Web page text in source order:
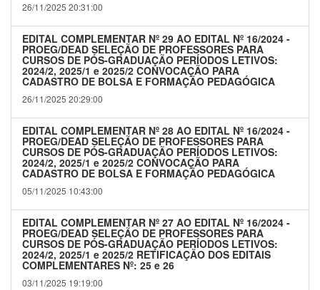
26/11/2025 20:31:00
EDITAL COMPLEMENTAR Nº 29 AO EDITAL Nº 16/2024 -
PROEG/DEAD SELEÇÃO DE PROFESSORES PARA
CURSOS DE PÓS-GRADUAÇÃO PERÍODOS LETIVOS:
2024/2, 2025/1 e 2025/2 CONVOCAÇÃO PARA
CADASTRO DE BOLSA E FORMAÇÃO PEDAGÓGICA
26/11/2025 20:29:00
EDITAL COMPLEMENTAR Nº 28 AO EDITAL Nº 16/2024 -
PROEG/DEAD SELEÇÃO DE PROFESSORES PARA
CURSOS DE PÓS-GRADUAÇÃO PERÍODOS LETIVOS:
2024/2, 2025/1 e 2025/2 CONVOCAÇÃO PARA
CADASTRO DE BOLSA E FORMAÇÃO PEDAGÓGICA
05/11/2025 10:43:00
EDITAL COMPLEMENTAR Nº 27 AO EDITAL Nº 16/2024 -
PROEG/DEAD SELEÇÃO DE PROFESSORES PARA
CURSOS DE PÓS-GRADUAÇÃO PERÍODOS LETIVOS:
2024/2, 2025/1 e 2025/2 RETIFICAÇÃO DOS EDITAIS
COMPLEMENTARES Nº: 25 e 26
03/11/2025 19:19:00